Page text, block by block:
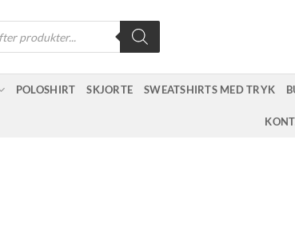
POLOSHIRT SKJORTE SWEATSHIRTS MED TRYK